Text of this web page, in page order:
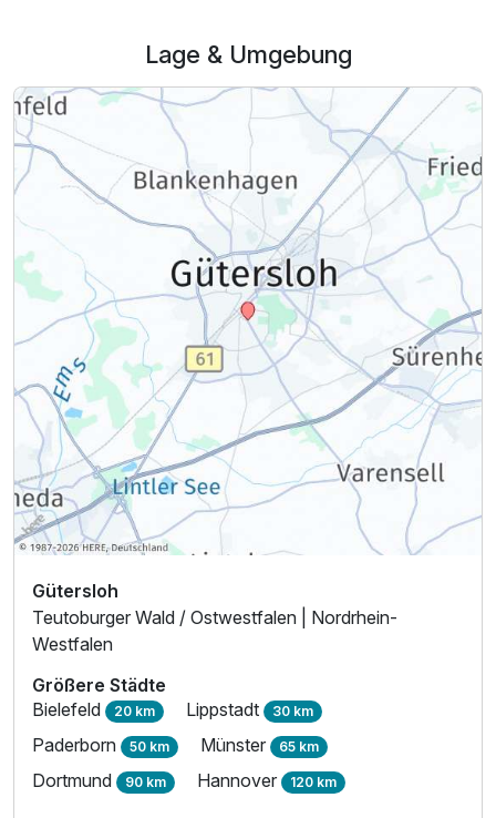
Lage & Umgebung
Gütersloh
Teutoburger Wald / Ostwestfalen | Nordrhein-
Westfalen
Größere Städte
Bielefeld 20 km Lippstadt 30 km
Paderborn 50 km Münster 65 km
Dortmund 90 km Hannover 120 km